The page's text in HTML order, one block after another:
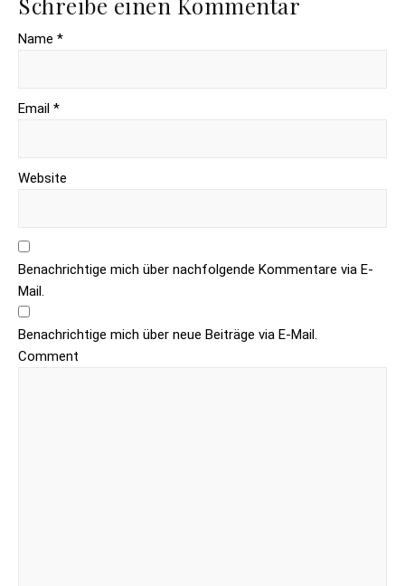
Name *
Email *
Website
Benachrichtige mich über nachfolgende Kommentare via E-
Mail.
Benachrichtige mich über neue Beiträge via E-Mail.
Comment